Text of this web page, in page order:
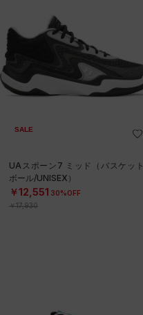
SALE
UAスポーン7 ミッド（バスケット
ボール/UNISEX）
￥12,551 30%OFF
￥17,930